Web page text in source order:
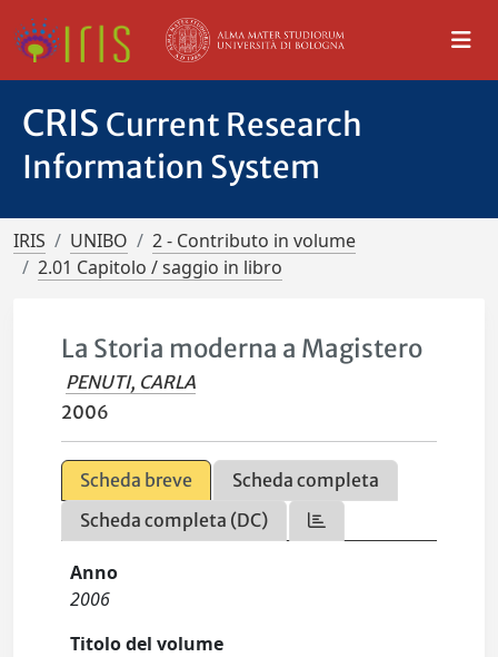
CRIS Current Research
Information System
IRIS UNIBO
2 - Contributo in volume
2.01 Capitolo / saggio in libro
La Storia moderna a Magistero
PENUTI, CARLA
2006
Scheda breve
Scheda completa
Scheda completa (DC)
Anno
2006
Titolo del volume